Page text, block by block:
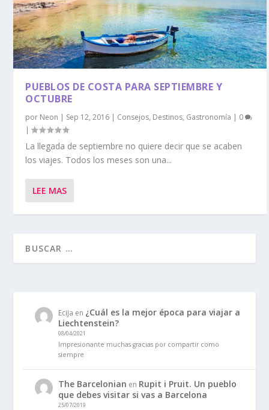
PUEBLOS DE COSTA PARA SEPTIEMBRE Y
OCTUBRE
por Neon | Sep 12, 2016 | Consejos, Destinos, Gastronomía | 0
|
La llegada de septiembre no quiere decir que se acaben
los viajes. Todos los meses son una...
LEE MAS
Ecija en ¿Cuál es la mejor época para viajar a
Liechtenstein?
08/04/2021
Impresionante muchas gracias por compartir como
siempre
The Barcelonian en Rupit i Pruit. Un pueblo
que debes visitar si vas a Barcelona
25/07/2019